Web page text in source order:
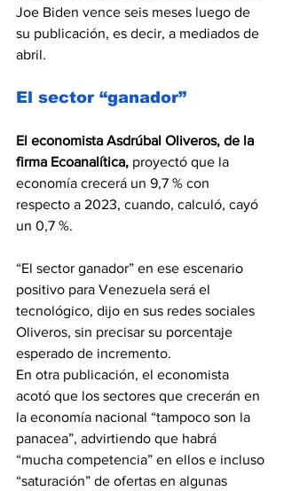
Joe Biden vence seis meses luego de
su publicación, es decir, a mediados de
abril.
El sector “ganador”
El economista Asdrúbal Oliveros, de la
firma Ecoanalítica, proyectó que la
economía crecerá un 9,7 % con
respecto a 2023, cuando, calculó, cayó
un 0,7 %.
“El sector ganador” en ese escenario
positivo para Venezuela será el
tecnológico, dijo en sus redes sociales
Oliveros, sin precisar su porcentaje
esperado de incremento.
En otra publicación, el economista
acotó que los sectores que crecerán en
la economía nacional “tampoco son la
panacea”, advirtiendo que habrá
“mucha competencia” en ellos e incluso
“saturación” de ofertas en algunas